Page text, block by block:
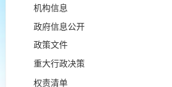
机构信息
政府信息公开
政府信息公开年报
政策文件
政策解读
重大行政决策
权责清单